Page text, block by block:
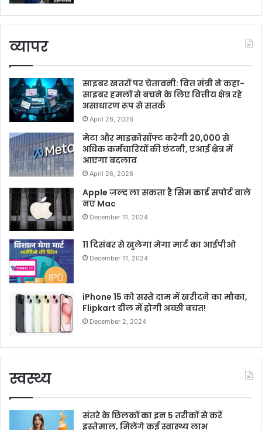
व्यापर
साइबर खतरों पर चेतावनी: वित्त मंत्री ने कहा-
साइबर हमलों से बचने के लिए वित्तीय क्षेत्र रहे
असाधारण रूप से सतर्क
April 26, 2026
मेटा और माइक्रोसॉफ्ट करेगी 20,000 से
अधिक कर्मचारियों की छंटनी, एआई क्षेत्र में
आएगा बदलाव
April 26, 2026
Apple जल्द ला सकता है सिम कार्ड सपोर्ट वाले
नए Mac
December 11, 2024
11 दिसंबर से खुलेगा मेगा मार्ट का आईपीओ
December 11, 2024
iPhone 15 को सस्ते दाम में खरीदने का मौका,
Flipkart डील में होगी अच्छी बचत!
December 2, 2024
स्वस्थ्य
संतरे के छिलकों का इन 5 तरीकों से करें
इस्तेमाल, मिलेंगे कई स्वास्थ्य लाभ